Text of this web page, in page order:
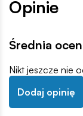
Opinie
Średnia
Nikt jeszcze nie
Dodaj opinię